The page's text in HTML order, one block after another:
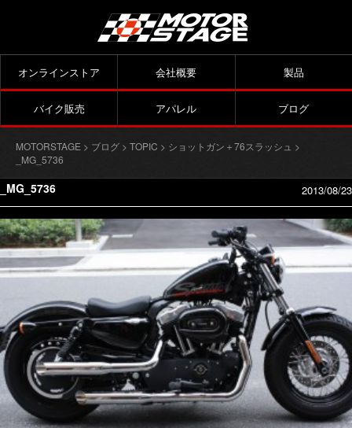
オンラインストア 会社概要 製品
バイク販売 アパレル ブログ
MOTORSTAGE > ブログ > TOPIC > ショットガン＋76スラッシュ >
_MG_5736
_MG_5736 2013/08/23